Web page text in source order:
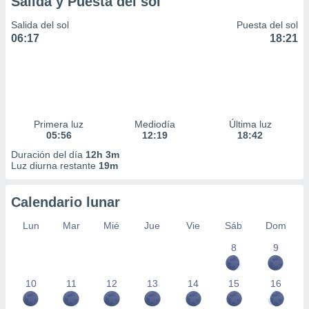
perfiles
utilizar
contenido
medir el
de la
a través
de
uso de
Salida del sol
06:17
Puesta del sol
18:21
Primera luz
05:56
Mediodía
12:19
Última luz
18:42
Duración del día 12h 3m
Luz diurna restante 19m
Calendario lunar
Lun Mar Mié Jue Vie Sáb
Dom
8
9
10 11 12 13 14 15 16